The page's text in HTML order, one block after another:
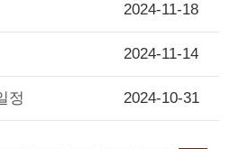
2024-11-18
2024-11-14
정 2024-10-31